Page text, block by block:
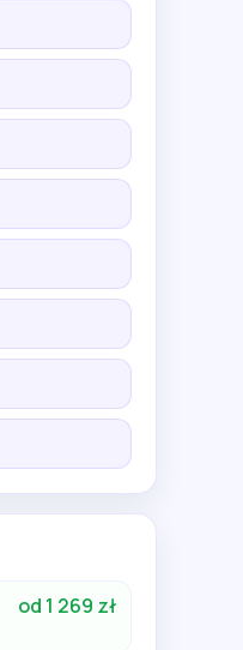
od 1 269 zł